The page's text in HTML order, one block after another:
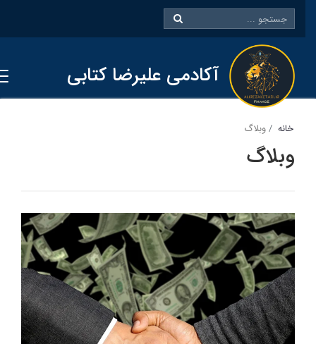
آکادمی علیرضا کتابی
خانه وبلاگ
وبلاگ